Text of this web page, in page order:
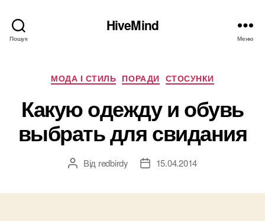
Пошук
HiveMind
Меню
Категорії
МОДА І СТИЛЬ ПОРАДИ СТОСУНКИ
Какую одежду и обувь
выбрать для свидания
Автор
Від redbirdy
Дата15.04.2014